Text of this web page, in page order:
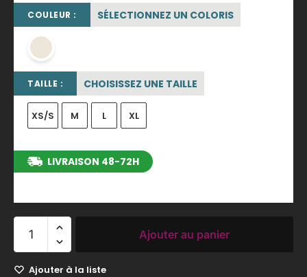
COULEUR : SÉLECTIONNEZ UN COLORIS
TAILLE : CHOISISSEZ UNE TAILLE
XS/S M L XL
LIVRAISON 48-72H
Ajouter au panier
Ajouter à la liste